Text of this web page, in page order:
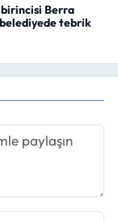
birincisi Berra
tebrik